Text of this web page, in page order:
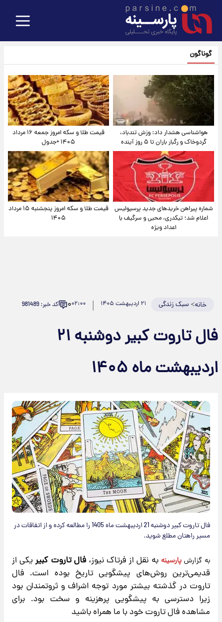
گوناگون
هواشناسی هشدار داد: وزش تندباد،
گردوخاک و رگبار باران تا ۵ روز آینده
قیمت طلا و سکه امروز جمعه ۱۶ مرداد
۱۴۰۵ +جدول
شماره پیراهن خریدهای جدید پرسپولیس
اعلام شد؛ تیکدری، محبی و سرگیف با
اعداد ویژه
قیمت طلا و سکه امروز پنجشنبه ۱۵ مرداد
۱۴۰۵
خانه>سبک زندگی ۲۱ اردیبهشت ۱۴۰۵ ۰۲:۰۰۰ کد خبر: 981489
فال تاروت کبیر دوشنبه ۲۱
اردیبهشت ماه ۱۴۰۵
فال تاروت کبیر دوشنبه 21 اردیبهشت ماه 1405 را مطالعه کرده و از اتفاقات در
مسیر راهتان مطلع شوید.
به گزارش پارسینه به نقل از فرتاک نیوز،فال تاروت کبیریکی از
قدیمی‌ترین روش‌های پیشگویی تاریخ بوده است. فال
تاروت در گذشته بیشتر مورد توجه اشراف و ثروتمندان بود
زیرا دسترسی به پیشگویی پرهزینه و سخت بود. برای
مشاهده فال تاروت خود با ما همراه باشید